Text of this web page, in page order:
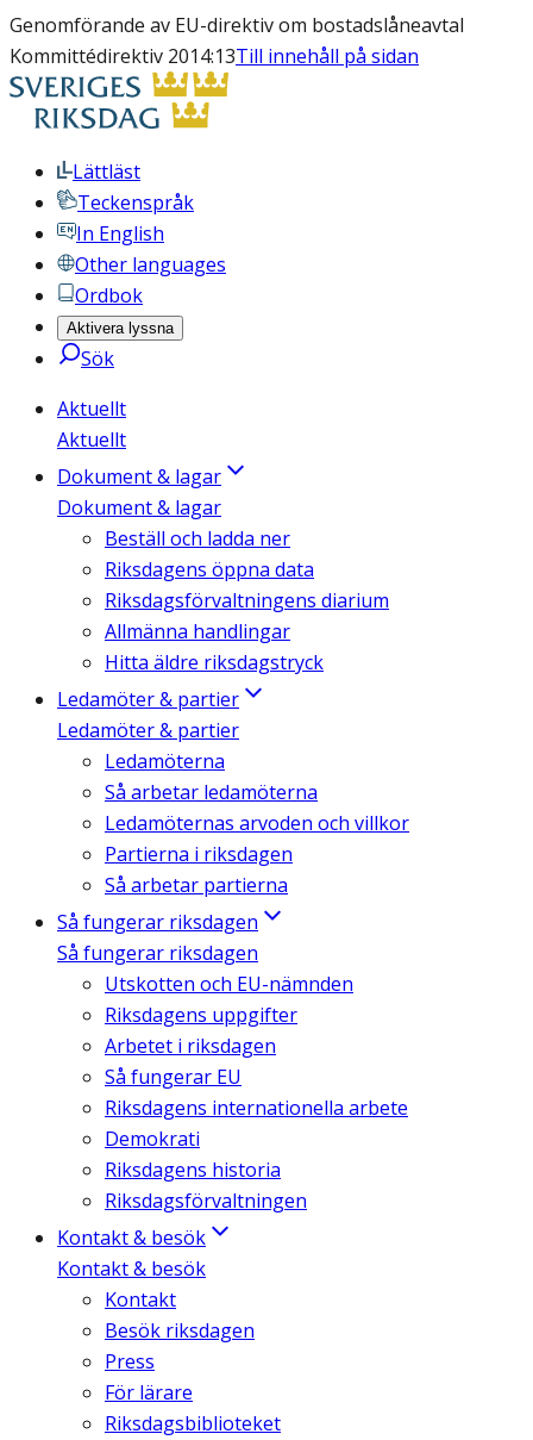
Genomförande av EU-direktiv om bostadslåneavtal
Kommittédirektiv 2014:13Till innehåll på sidan
Lättläst
Teckenspråk
In English
Other languages
Ordbok
Aktivera lyssna
Sök
Aktuellt
Aktuellt
Dokument & lagar
Dokument & lagar
Beställ och ladda ner
Riksdagens öppna data
Riksdagsförvaltningens diarium
Allmänna handlingar
Hitta äldre riksdagstryck
Ledamöter & partier
Ledamöter & partier
Ledamöterna
Så arbetar ledamöterna
Ledamöternas arvoden och villkor
Partierna i riksdagen
Så arbetar partierna
Så fungerar riksdagen
Så fungerar riksdagen
Utskotten och EU-nämnden
Riksdagens uppgifter
Arbetet i riksdagen
Så fungerar EU
Riksdagens internationella arbete
Demokrati
Riksdagens historia
Riksdagsförvaltningen
Kontakt & besök
Kontakt & besök
Kontakt
Besök riksdagen
Press
För lärare
Riksdagsbiblioteket